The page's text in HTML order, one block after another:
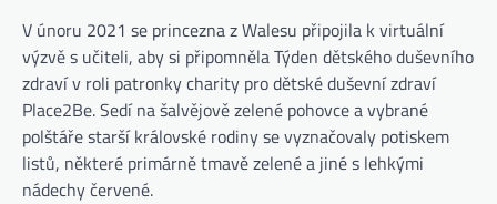
V únoru 2021 se princezna z Walesu připojila k virtuální
výzvě s učiteli, aby si připomněla Týden dětského duševního
zdraví v roli patronky charity pro dětské duševní zdraví
Place2Be. Sedí na šalvějově zelené pohovce a vybrané
polštáře starší královské rodiny se vyznačovaly potiskem
listů, některé primárně tmavě zelené a jiné s lehkými
nádechy červené.